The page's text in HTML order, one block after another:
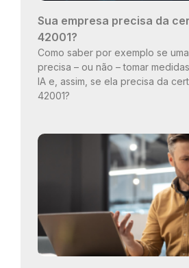
Sua empresa precisa da
42001?
Como saber por exemplo se
precisa – ou não – tomar
IA e, assim, se ela precisa da
42001?